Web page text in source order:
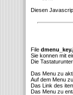
Diesen
File
Sie konnen mit
Die
Das Menu zu
Auf dem Menu
Das Link des
Das Menu zu